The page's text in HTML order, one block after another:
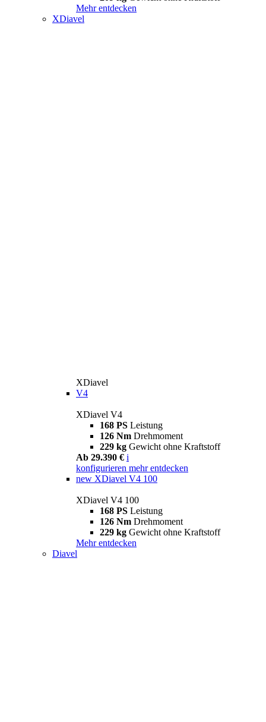
Mehr entdecken
XDiavel
XDiavel
V4
XDiavel V4
168 PS Leistung
126 Nm Drehmoment
229 kg Gewicht ohne Kraftstoff
Ab 29.390 € i
konfigurieren mehr entdecken
new XDiavel V4 100
XDiavel V4 100
168 PS Leistung
126 Nm Drehmoment
229 kg Gewicht ohne Kraftstoff
Mehr entdecken
Diavel